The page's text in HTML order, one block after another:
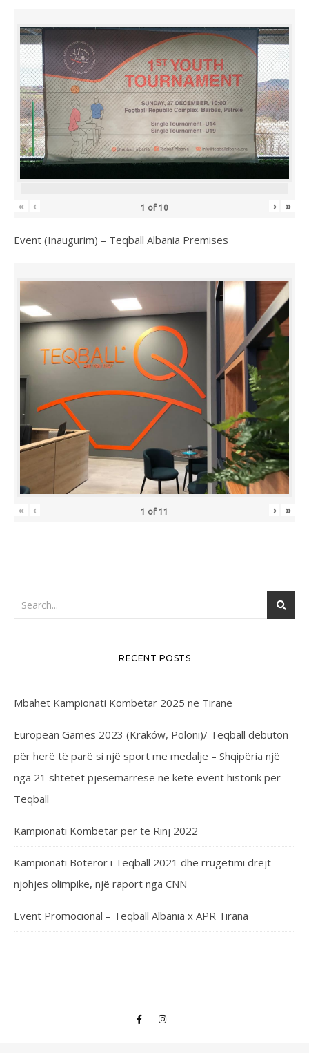
« ‹ 1 of 10 › »
Event (Inaugurim) – Teqball Albania Premises
« ‹ 1 of 11 › »
RECENT POSTS
Mbahet Kampionati Kombëtar 2025 në Tiranë
European Games 2023 (Kraków, Poloni)/ Teqball debuton
për herë të parë si një sport me medalje – Shqipëria një
nga 21 shtetet pjesëmarrëse në këtë event historik për
Teqball
Kampionati Kombëtar për të Rinj 2022
Kampionati Botëror i Teqball 2021 dhe rrugëtimi drejt
njohjes olimpike, një raport nga CNN
Event Promocional – Teqball Albania x APR Tirana